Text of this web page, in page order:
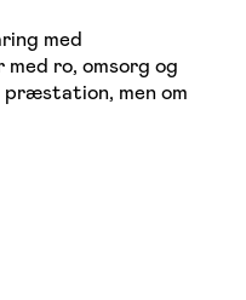
med
ro, omsorg og
men om